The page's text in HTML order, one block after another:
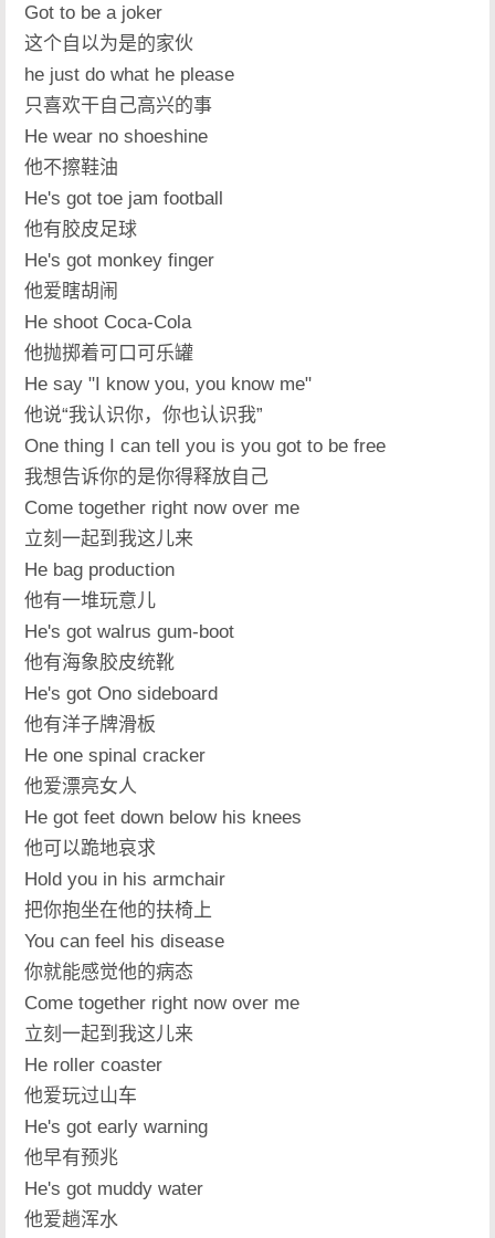
Got to be a joker
这个自以为是的家伙
he just do what he please
只喜欢干自己高兴的事
He wear no shoeshine
他不擦鞋油
He's got toe jam football
他有胶皮足球
He's got monkey finger
他爱瞎胡闹
He shoot Coca-Cola
他抛掷着可口可乐罐
He say "I know you, you know me"
他说“我认识你，你也认识我”
One thing I can tell you is you got to be free
我想告诉你的是你得释放自己
Come together right now over me
立刻一起到我这儿来
He bag production
他有一堆玩意儿
He's got walrus gum-boot
他有海象胶皮统靴
He's got Ono sideboard
他有洋子牌滑板
He one spinal cracker
他爱漂亮女人
He got feet down below his knees
他可以跪地哀求
Hold you in his armchair
把你抱坐在他的扶椅上
You can feel his disease
你就能感觉他的病态
Come together right now over me
立刻一起到我这儿来
He roller coaster
他爱玩过山车
He's got early warning
他早有预兆
He's got muddy water
他爱趟浑水